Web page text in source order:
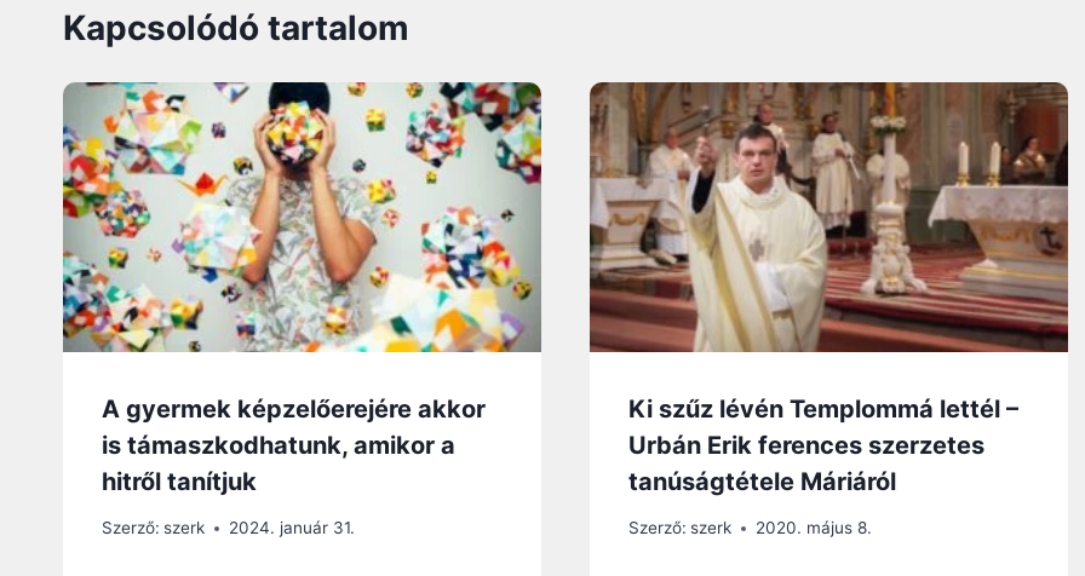
Kapcsolódó tartalom
A gyermek képzelőerejére akkor
is támaszkodhatunk, amikor a
hitről tanítjuk
Szerző: szerk 2024. január 31.
Ki szűz lévén Templommá lettél –
Urbán Erik ferences szerzetes
tanúságtétele Máriáról
Szerző: szerk 2020. május 8.